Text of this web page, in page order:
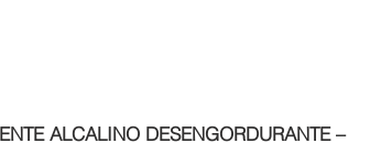
ALCALINO DESENGORDURANTE –